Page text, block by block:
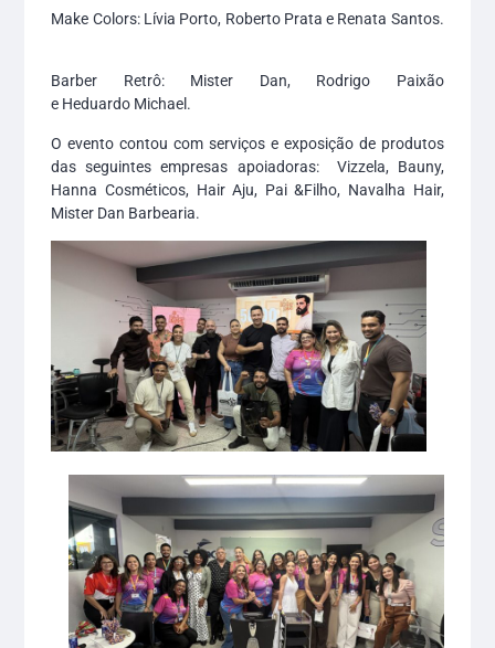
Make Colors: Lívia Porto, Roberto Prata e Renata Santos.
Barber Retrô: Mister Dan, Rodrigo Paixão
e Heduardo Michael.
O evento contou com serviços e exposição de produtos
das seguintes empresas apoiadoras: Vizzela, Bauny,
Hanna Cosméticos, Hair Aju, Pai &Filho, Navalha Hair,
Mister Dan Barbearia.